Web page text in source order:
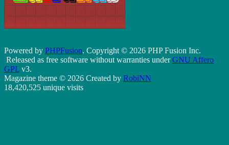
Powered by PHPFusion. Copyright © 2026 PHP Fusion Inc.
Released as free software without warranties underGNU Affero
GPL v3.
Magazine theme © 2026 Created by RobiNN
18,420,525 unique visits